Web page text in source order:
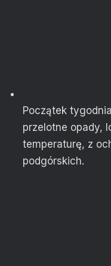
Początek
przelotne opady,
temperaturę, z
podgórskich.